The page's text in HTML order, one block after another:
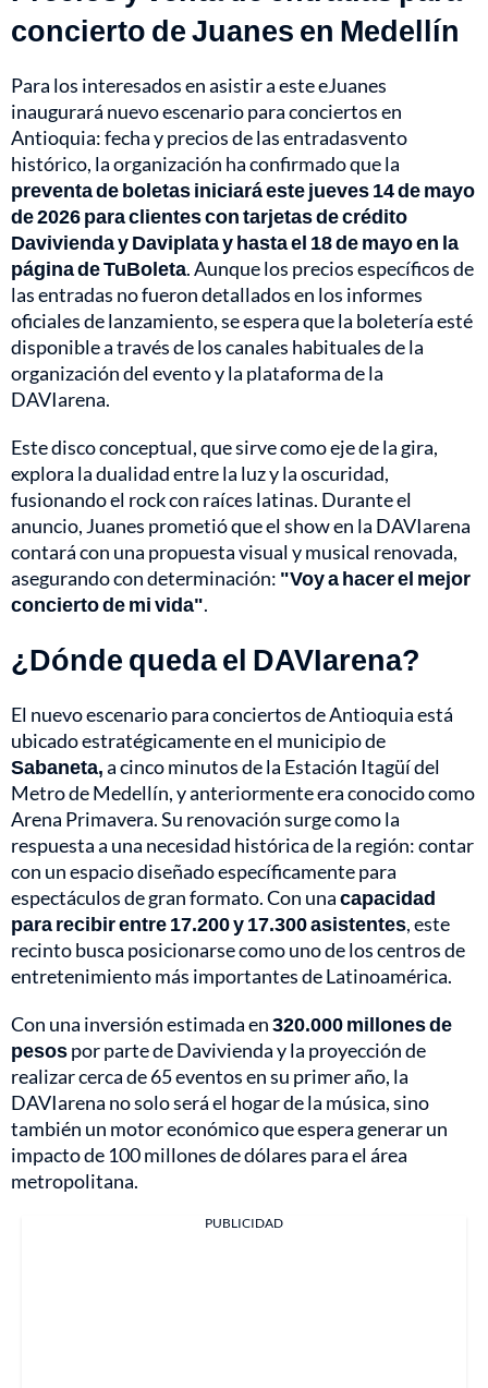
concierto de Juanes en Medellín
Para los interesados en asistir a este eJuanes
inaugurará nuevo escenario para conciertos en
Antioquia: fecha y precios de las entradasvento
histórico, la organización ha confirmado que la
preventa de boletas iniciará este jueves 14 de mayo
de 2026 para clientes con tarjetas de crédito
Davivienda y Daviplata y hasta el 18 de mayo en la
página de TuBoleta. Aunque los precios específicos de
las entradas no fueron detallados en los informes
oficiales de lanzamiento, se espera que la boletería esté
disponible a través de los canales habituales de la
organización del evento y la plataforma de la
DAVIarena.
Este disco conceptual, que sirve como eje de la gira,
explora la dualidad entre la luz y la oscuridad,
fusionando el rock con raíces latinas. Durante el
anuncio, Juanes prometió que el show en la DAVIarena
contará con una propuesta visual y musical renovada,
asegurando con determinación: "Voy a hacer el mejor
concierto de mi vida".
¿Dónde queda el DAVIarena?
El nuevo escenario para conciertos de Antioquia está
ubicado estratégicamente en el municipio de
Sabaneta,a cinco minutos de la Estación Itagüí del
Metro de Medellín, y anteriormente era conocido como
Arena Primavera. Su renovación surge como la
respuesta a una necesidad histórica de la región: contar
con un espacio diseñado específicamente para
espectáculos de gran formato. Con unacapacidad
para recibir entre 17.200 y 17.300 asistentes, este
recinto busca posicionarse como uno de los centros de
entretenimiento más importantes de Latinoamérica.
Con una inversión estimada en320.000 millones de
pesospor parte de Davivienda y la proyección de
realizar cerca de 65 eventos en su primer año, la
DAVIarena no solo será el hogar de la música, sino
también un motor económico que espera generar un
impacto de 100 millones de dólares para el área
metropolitana.
PUBLICIDAD